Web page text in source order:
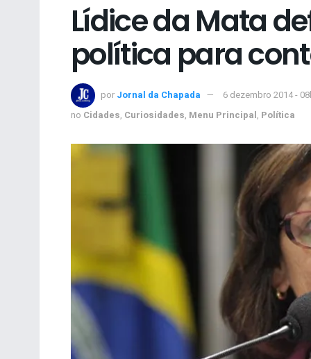
Lídice da Mata
política para
por Jornal da Chapada
6 dezembro 2014 -
no Cidades, Curiosidades, Menu Principal, Política